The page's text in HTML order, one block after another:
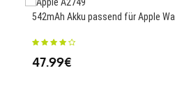
542mAh Akku passend für Apple
47.99€